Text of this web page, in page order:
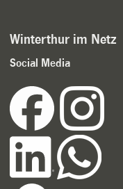
Winterthur im Netz
Social Media